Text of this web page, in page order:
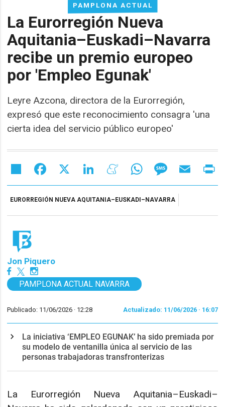
PAMPLONA ACTUAL
La Eurorregión Nueva
Aquitania–Euskadi–Navarra
recibe un premio europeo
por 'Empleo Egunak'
Leyre Azcona, directora de la Eurorregión,
expresó que este reconocimiento consagra 'una
cierta idea del servicio público europeo'
Share Facebook LinkedIn MeneameWhatsAppMessageEmail
EURORREGIÓN NUEVA AQUITANIA–EUSKADI–NAVARRA
Jon Piquero
PAMPLONA ACTUAL NAVARRA
Publicado: 11/06/2026 · 12:28 Actualizado: 11/06/2026 · 16:07
La iniciativa ‘EMPLEO EGUNAK’ ha sido premiada por
su modelo de ventanilla única al servicio de las
personas trabajadoras transfronterizas
La Eurorregión Nueva Aquitania–Euskadi–